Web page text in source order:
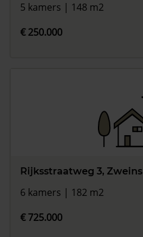
5 kamers | 148 m2
€ 250.000
Rijksstraatweg 3, Zweins
6 kamers | 182 m2
€ 725.000